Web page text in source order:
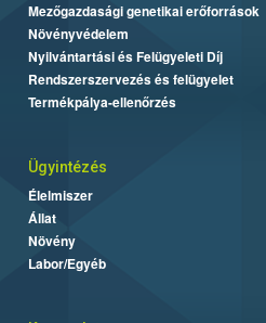
Mezőgazdasági genetikai erőforrások
Növényvédelem
Nyilvántartási és Felügyeleti Díj
Rendszerszervezés és felügyelet
Termékpálya-ellenőrzés
Ügyintézés
Élelmiszer
Állat
Növény
Labor/Egyéb